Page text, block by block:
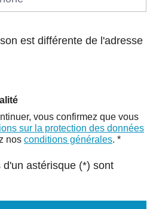
est différente de l'adresse
vous confirmez que vous
sur la protection des données
nos conditions générales . *
astérisque (*) sont